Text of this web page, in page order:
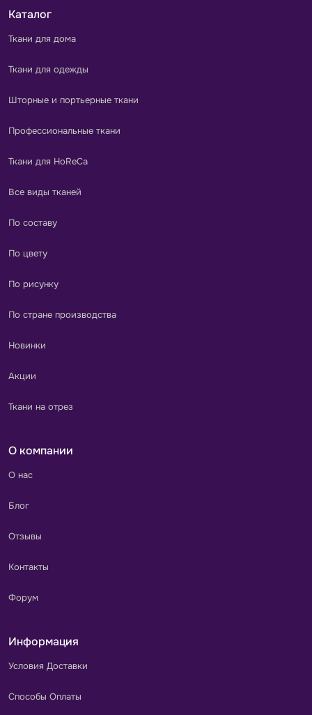
Каталог
Ткани для дома
Ткани для одежды
Шторные и портьерные ткани
Профессиональные ткани
Ткани для HoReCa
Все виды тканей
По составу
По цвету
По рисунку
По стране производства
Новинки
Акции
Ткани на отрез
О компании
О нас
Блог
Отзывы
Контакты
Форум
Информация
Условия Доставки
Способы Оплаты